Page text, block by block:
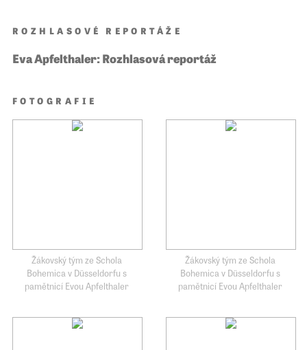
ROZHLASOVÉ REPORTÁŽE
Eva Apfelthaler: Rozhlasová reportáž
FOTOGRAFIE
Žákovský tým ze Schola
Bohemica v Düsseldorfu s
pamětnicí Evou Apfelthaler
Žákovský tým ze Schola
Bohemica v Düsseldorfu s
pamětnicí Evou Apfelthaler